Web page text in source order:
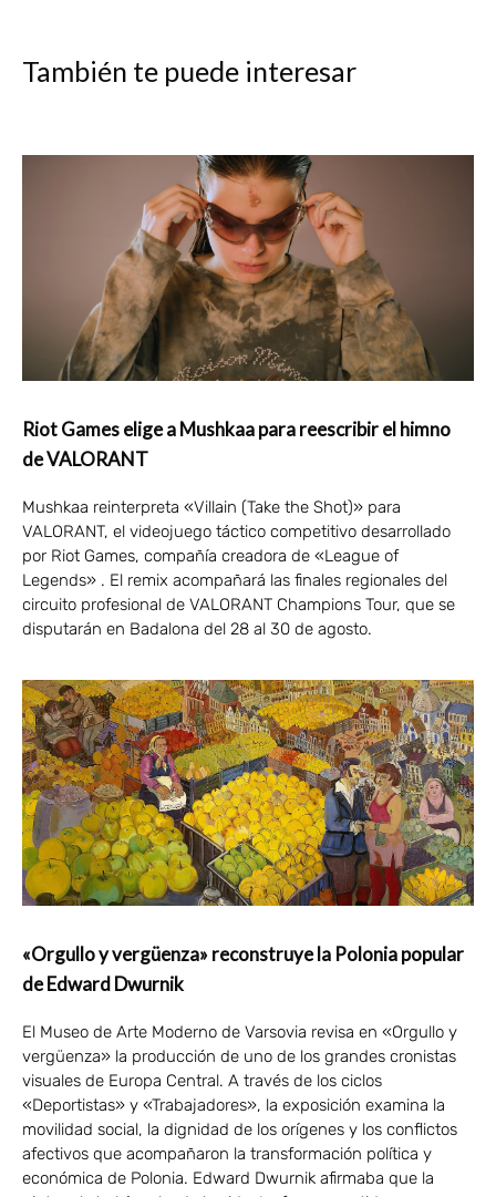
También te puede interesar
Riot Games elige a Mushkaa para reescribir el himno
de VALORANT
Mushkaa reinterpreta «Villain (Take the Shot)» para
VALORANT, el videojuego táctico competitivo desarrollado
por Riot Games, compañía creadora de «League of
Legends» . El remix acompañará las finales regionales del
circuito profesional de VALORANT Champions Tour, que se
disputarán en Badalona del 28 al 30 de agosto.
«Orgullo y vergüenza» reconstruye la Polonia popular
de Edward Dwurnik
El Museo de Arte Moderno de Varsovia revisa en «Orgullo y
vergüenza» la producción de uno de los grandes cronistas
visuales de Europa Central. A través de los ciclos
«Deportistas» y «Trabajadores», la exposición examina la
movilidad social, la dignidad de los orígenes y los conflictos
afectivos que acompañaron la transformación política y
económica de Polonia. Edward Dwurnik afirmaba que la